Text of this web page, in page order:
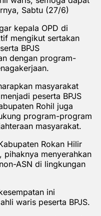
Sabtu (27/6)
kepala OPD di
mengikut sertakan
BPJS
dengan program-
masyarakat
peserta BPJS
Rohil juga
program-program
masyarakat.
Rokan Hilir
pihaknya menyerahkan
ASN di lingkungan
ini
waris peserta BPJS.